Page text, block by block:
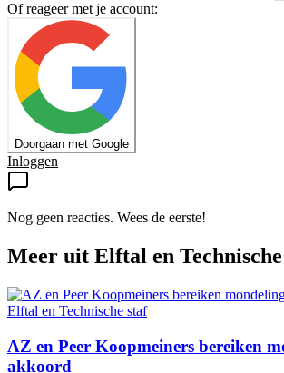
Of reageer met je account:
Doorgaan met Google
Inloggen
Nog geen reacties. Wees de eerste!
Meer uit Elftal en
Elftal en Technische staf
AZ en Peer Koopmeiners bereiken
akkoord